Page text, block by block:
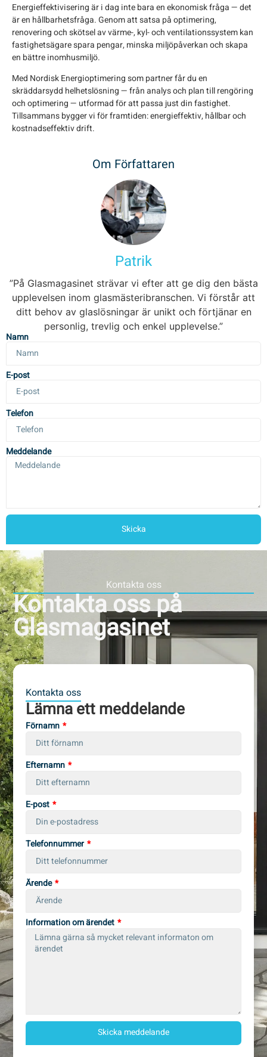
Energieffektivisering är i dag inte bara en ekonomisk fråga — det
är en hållbarhetsfråga. Genom att satsa på optimering,
renovering och skötsel av värme-, kyl- och ventilationssystem kan
fastighetsägare spara pengar, minska miljöpåverkan och skapa
en bättre inomhusmiljö.
Med Nordisk Energioptimering som partner får du en
skräddarsydd helhetslösning — från analys och plan till rengöring
och optimering — utformad för att passa just din fastighet.
Tillsammans bygger vi för framtiden: energieffektiv, hållbar och
kostnadseffektiv drift.
Om Författaren
Patrik
”På Glasmagasinet strävar vi efter att ge dig den bästa
upplevelsen inom glasmästeribranschen. Vi förstår att
ditt behov av glaslösningar är unikt och förtjänar en
personlig, trevlig och enkel upplevelse.”
Namn
E-post
Telefon
Meddelande
Skicka
Kontakta oss
Kontakta oss på
Glasmagasinet
Kontakta oss
Lämna ett meddelande
Förnamn
Efternamn
E-post
Telefonnummer
Ärende
Information om ärendet
Skicka meddelande